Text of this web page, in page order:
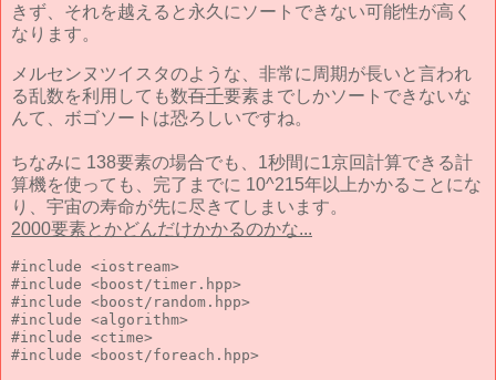
きず、それを越えると永久にソートできない可能性が高く
なります。
メルセンヌツイスタのような、非常に周期が長いと言われ
る乱数を利用しても数百千要素までしかソートできないな
んて、ボゴソートは恐ろしいですね。
ちなみに 138要素の場合でも、1秒間に1京回計算できる計
算機を使っても、完了までに 10^215年以上かかることにな
り、宇宙の寿命が先に尽きてしまいます。
2000要素とかどんだけかかるのかな...
#include <iostream>
#include <boost/timer.hpp>
#include <boost/random.hpp>
#include <algorithm>
#include <ctime>
#include <boost/foreach.hpp>